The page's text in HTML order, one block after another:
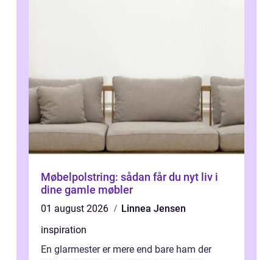
Møbelpolstring: sådan får du nyt liv i
dine gamle møbler
01 august 2026
Linnea Jensen
inspiration
En glarmester er mere end bare ham der